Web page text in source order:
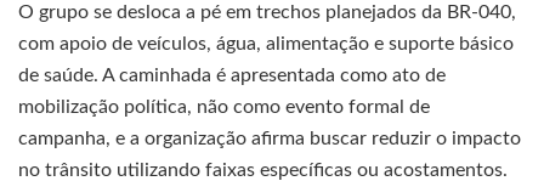
O grupo se desloca a pé em trechos planejados da BR-040,
com apoio de veículos, água, alimentação e suporte básico
de saúde. A caminhada é apresentada como ato de
mobilização política, não como evento formal de
campanha, e a organização afirma buscar reduzir o impacto
no trânsito utilizando faixas específicas ou acostamentos.